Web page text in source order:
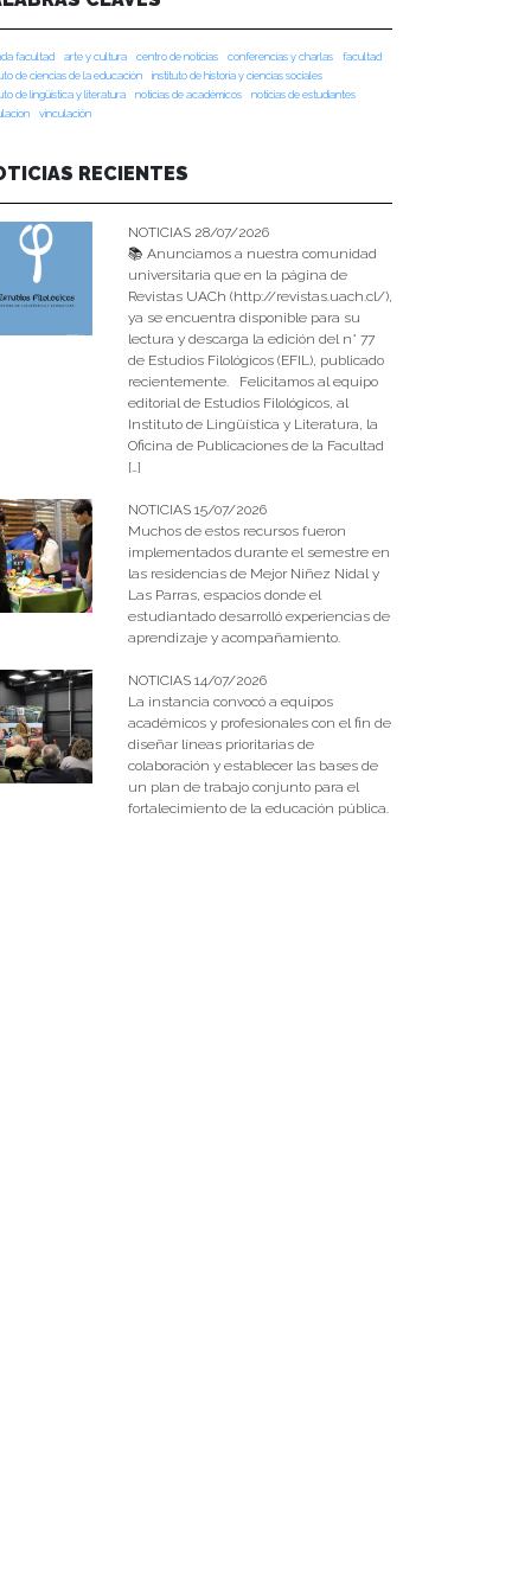
facultad arte y cultura centro de noticias conferencias y charlas
facultad
de ciencias de la educación
instituto de historia y ciencias sociales
de lingüística y literatura
noticias de académicos
noticias de estudiantes
vinculación
RECIENTES
NOTICIAS 28/07/2026
📚 Anunciamos a nuestra comunidad
universitaria que en la página de
Revistas UACh (http://revistas.uach.cl/),
ya se encuentra disponible para su
lectura y descarga la edición del n° 77
de Estudios Filológicos (EFIL), publicado
recientemente. Felicitamos al equipo
editorial de Estudios Filológicos, al
Instituto de Lingüística y Literatura, la
Oficina de Publicaciones de la Facultad
[…]
NOTICIAS 15/07/2026
Muchos de estos recursos fueron
implementados durante el semestre en
las residencias de Mejor Niñez Nidal y
Las Parras, espacios donde el
estudiantado desarrolló experiencias de
aprendizaje y acompañamiento.
NOTICIAS 14/07/2026
La instancia convocó a equipos
académicos y profesionales con el fin de
diseñar líneas prioritarias de
colaboración y establecer las bases de
un plan de trabajo conjunto para el
fortalecimiento de la educación pública.